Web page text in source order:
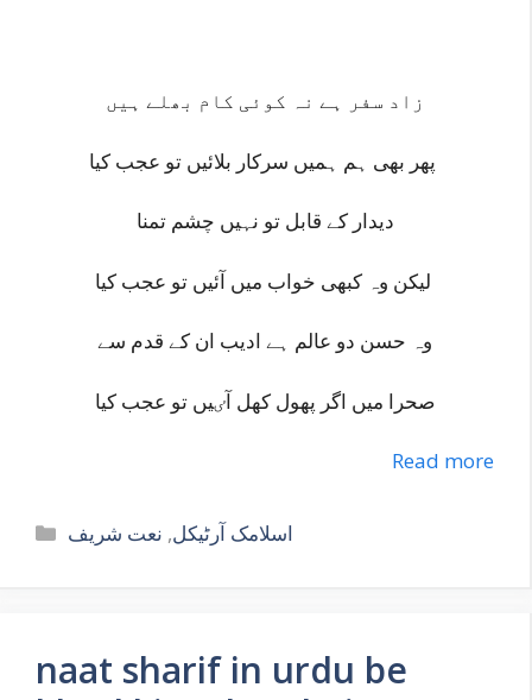
زاد سفر ہے نہ کوئی کام بھلے ہیں
پھر بھی ہم ہمیں سرکار بلائیں تو عجب کیا
دیدار کے قابل تو نہیں چشم تمنا
لیکن وہ کبھی خواب میں آئیں تو عجب کیا
وہ حسن دو عالم ہے ادیب ان کے قدم سے
صحرا میں اگر پھول کھل آٸیں تو عجب کیا
Read more
Categories اسلامک آرٹیکل, نعت شریف
naat sharif in urdu be